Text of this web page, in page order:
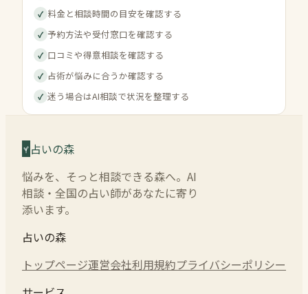
✓ 料金と相談時間の目安を確認する
✓ 予約方法や受付窓口を確認する
✓ 口コミや得意相談を確認する
✓ 占術が悩みに合うか確認する
✓ 迷う場合はAI相談で状況を整理する
占いの森
悩みを、そっと相談できる森へ。AI
相談・全国の占い師があなたに寄り
添います。
占いの森
トップページ運営会社利用規約プライバシーポリシー